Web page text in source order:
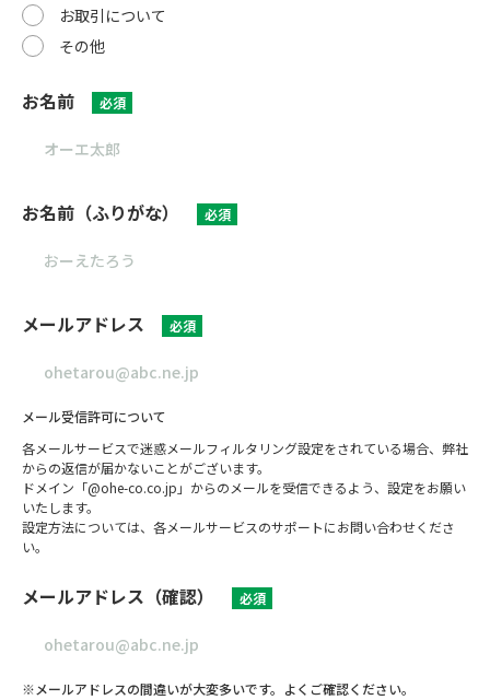
お取引について
その他
お名前 必須
お名前（ふりがな） 必須
メールアドレス 必須
メール受信許可について
各メールサービスで迷惑メールフィルタリング設定をされている場合、弊社
からの返信が届かないことがございます。
ドメイン「@ohe-co.co.jp」からのメールを受信できるよう、設定をお願い
いたします。
設定方法については、各メールサービスのサポートにお問い合わせくださ
い。
メールアドレス（確認） 必須
※メールアドレスの間違いが大変多いです。よくご確認ください。